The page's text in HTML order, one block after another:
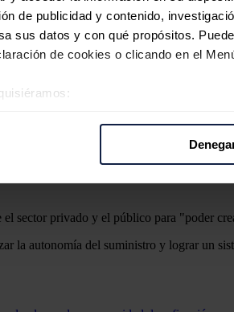
de publicidad y contenido,
sus datos y con qué propósitos.
de cookies o clicando en el
web se usan para personalizar el
y análisis web, quienes pueden
verde de Europa en Algeciras
España, comparados con
sector privado y el público para "poder
la autonomía del suministro y lograr un